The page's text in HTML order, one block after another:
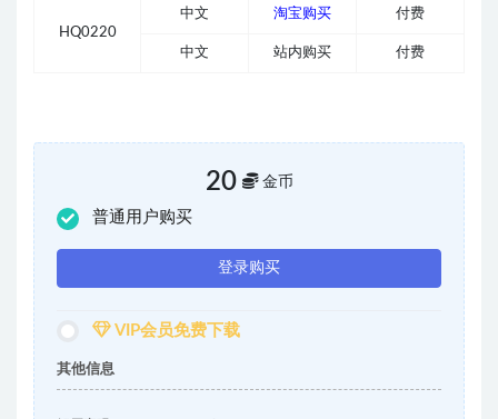
HQ0220
中文 淘宝购买 付费
中文 站内购买 付费
20 金币
普通用户购买
登录购买
VIP会员免费下载
其他信息